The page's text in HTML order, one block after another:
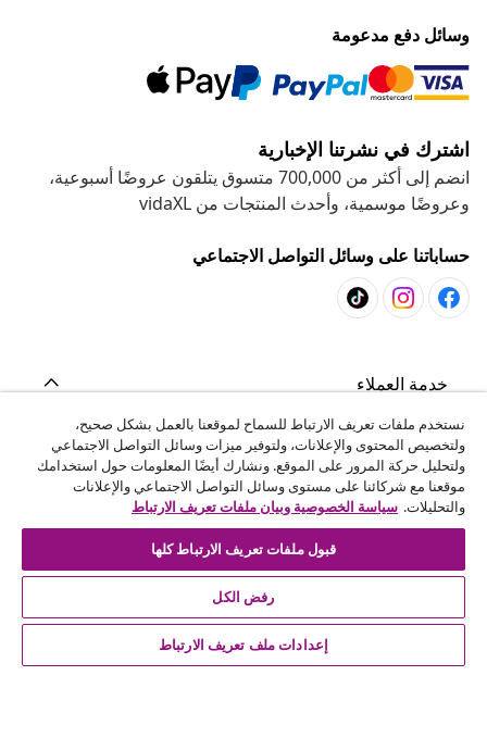
وسائل دفع مدعومة
اشترك في نشرتنا الإخبارية
انضم إلى أكثر من 700,000 متسوق يتلقون عروضًا أسبوعية،
وعروضًا موسمية، وأحدث المنتجات من vidaXL
حساباتنا على وسائل التواصل الاجتماعي
خدمة العملاء
المشاريع
vidaXL
اكتشف المزيد
© 2008-2026 vidaXL - ar.vidaxl.ae هو موقع تابع لشركة vidaXL
نستخدم ملفات تعريف الارتباط للسماح لموقعنا بالعمل بشكل صحيح،
ولتخصيص المحتوى والإعلانات، ولتوفير ميزات وسائل التواصل الاجتماعي
ولتحليل حركة المرور على الموقع. ونشارك أيضًا المعلومات حول استخدامك
موقعنا مع شركائنا على مستوى وسائل التواصل الاجتماعي والإعلانات
والتحليلات. سياسة الخصوصية وبيان ملفات تعريف الارتباط
قبول ملفات تعريف الارتباط كلها
رفض الكل
إعدادات ملف تعريف الارتباط